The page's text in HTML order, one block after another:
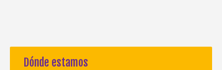
Dónde estamos